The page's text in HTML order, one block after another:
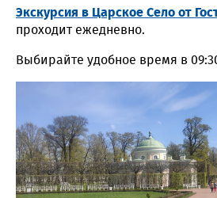
Экскурсия в Царское Село от
проходит ежедневно.
Выбирайте удобное время в